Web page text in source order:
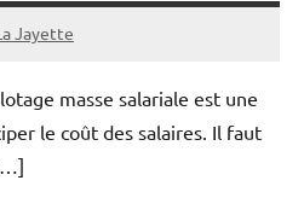
Jayette
masse salariale est une
le coût des salaires. Il faut